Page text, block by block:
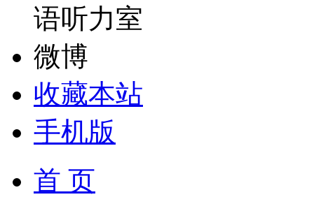
收藏本站
手机版
首 页